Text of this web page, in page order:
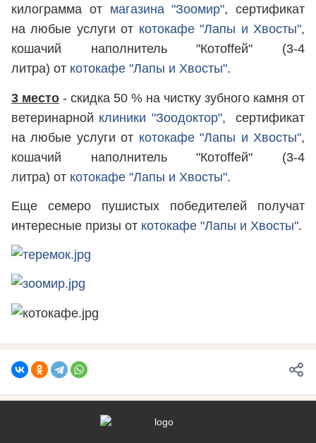
килограмма от магазина "Зоомир", сертификат
на любые услуги от котокафе "Лапы и Хвосты",
кошачий наполнитель "Котоffей" (3-4
литра) от котокафе "Лапы и Хвосты".
3 место - скидка 50 % на чистку зубного камня от
ветеринарной клиники "Зоодоктор", сертификат
на любые услуги от котокафе "Лапы и Хвосты",
кошачий наполнитель "Котоffей" (3-4
литра) от котокафе "Лапы и Хвосты".
Еще семеро пушистых победителей получат
интересные призы от котокафе "Лапы и Хвосты".